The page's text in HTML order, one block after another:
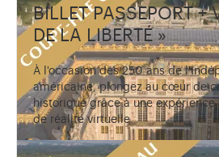
BILLET PASSEPORT +
DE LA LIBERTÉ »
À l'occasion des 250 ans de
américaine, plongez au cœur de
historique grâce à une
de réalité virtuelle.